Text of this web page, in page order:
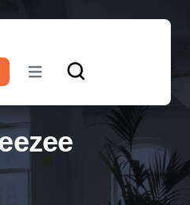
Open main menu